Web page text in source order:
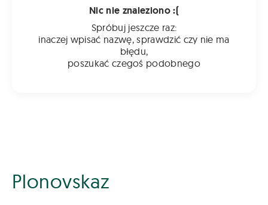
Nic nie znaleziono :(
Spróbuj jeszcze raz:
inaczej wpisać nazwę, sprawdzić czy nie ma
błędu,
poszukać czegoś podobnego
Plonovskaz